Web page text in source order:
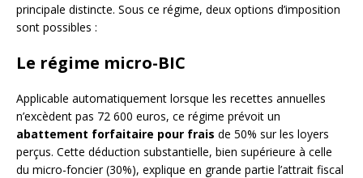
principale distincte. Sous ce régime, deux options d’imposition
sont possibles :
Le régime micro-BIC
Applicable automatiquement lorsque les recettes annuelles
n’excèdent pas 72 600 euros, ce régime prévoit un
abattement forfaitaire pour frais de 50% sur les loyers
perçus. Cette déduction substantielle, bien supérieure à celle
du micro-foncier (30%), explique en grande partie l’attrait fiscal